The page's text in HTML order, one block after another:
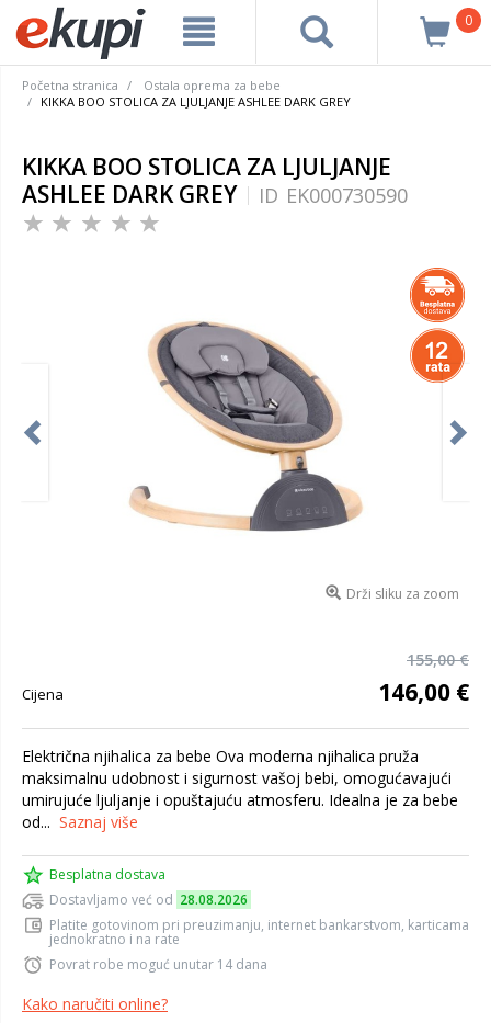
0
Početna stranica
Ostala oprema za bebe
KIKKA BOO STOLICA ZA LJULJANJE ASHLEE DARK GREY
KIKKA BOO STOLICA ZA LJULJANJE
ASHLEE DARK GREY
ID EK000730590
Drži sliku za zoom
155,00 €
Cijena 146,00 €
Električna njihalica za bebe Ova moderna njihalica pruža
maksimalnu udobnost i sigurnost vašoj bebi, omogućavajući
umirujuće ljuljanje i opuštajuću atmosferu. Idealna je za bebe
od... Saznaj više
Besplatna dostava
Dostavljamo već od 28.08.2026
Platite gotovinom pri preuzimanju, internet bankarstvom, karticama
jednokratno i na rate
Povrat robe moguć unutar 14 dana
Kako naručiti online?